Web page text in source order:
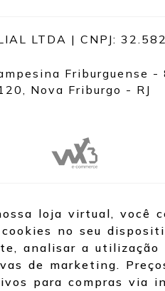
LTDA | CNPJ:
Friburguense
Nova Friburgo - RJ
loja virtual, você
no seu
analisar a
de marketing.
para compras via